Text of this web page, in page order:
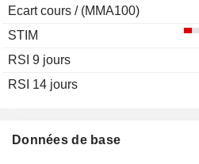
Données de base
Ecart cours / (MMA100)
STIM
RSI 9 jours
RSI 14 jours
2004
2003
+21,64%
2002
2001
1999